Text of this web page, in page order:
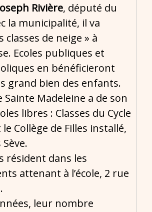
Rivière, député du
la municipalité, il va
classes de neige » à
Ecoles publiques et
en bénéficieront
grand bien des enfants.
Sainte Madeleine a de son
libres : Classes du Cycle
Collège de Filles installé,
résident dans les
attenant à l’école, 2 rue
leur nombre